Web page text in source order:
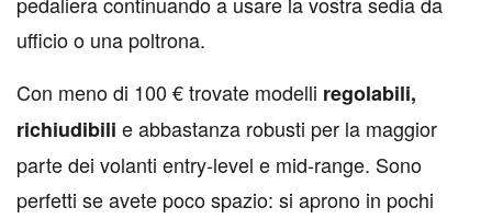
ufficio o una poltrona.
Con meno di 100 € trovate modelli regolabili,
richiudibili e abbastanza robusti per la maggior
parte dei volanti entry‑level e mid‑range. Sono
perfetti se avete poco spazio: si aprono in pochi